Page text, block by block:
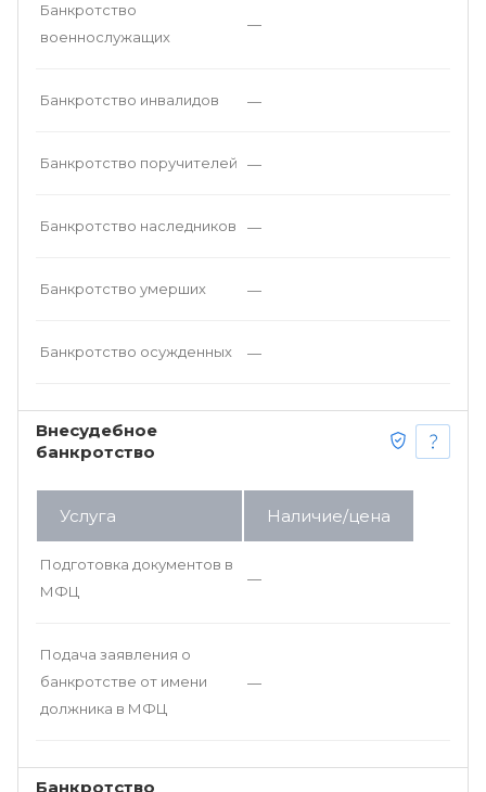
Банкротство
военнослужащих
—
Банкротство инвалидов —
Банкротство поручителей —
Банкротство наследников —
Банкротство умерших —
Банкротство осужденных —
Внесудебное
банкротство
Услуга Наличие/цена
Подготовка документов в
МФЦ
—
Подача заявления о
банкротстве от имени
должника в МФЦ
—
Банкротство